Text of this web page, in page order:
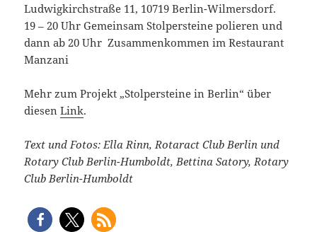
Ludwigkirchstraße 11, 10719 Berlin-Wilmersdorf.
19 – 20 Uhr Gemeinsam Stolpersteine polieren und
dann ab 20 Uhr Zusammenkommen im Restaurant
Manzani
Mehr zum Projekt „Stolpersteine in Berlin“ über
diesenLink.
Text und Fotos: Ella Rinn, Rotaract Club Berlin und
Rotary Club Berlin-Humboldt,Bettina Satory, Rotary
Club Berlin-Humboldt